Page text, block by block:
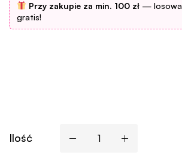
Przy zakupie za min. 100 zł— losowa
gratis!
Ilość